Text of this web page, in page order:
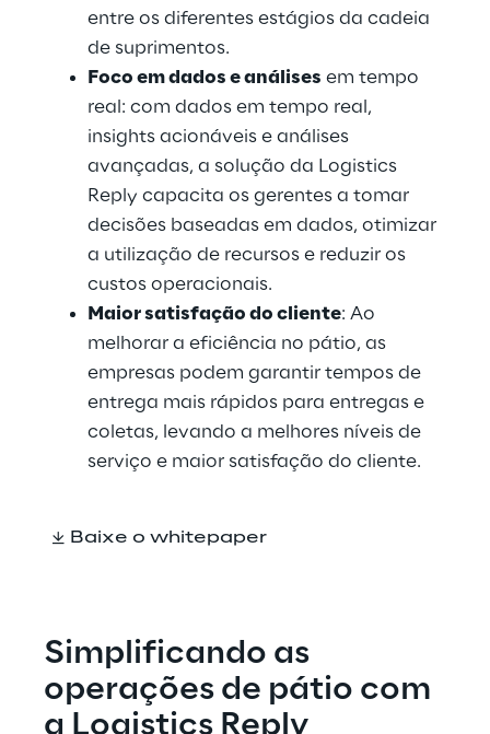
entre os diferentes estágios da cadeia
de suprimentos.
Foco em dados e análises em tempo
real: com dados em tempo real,
insights acionáveis e análises
avançadas, a solução da Logistics
Reply capacita os gerentes a tomar
decisões baseadas em dados, otimizar
a utilização de recursos e reduzir os
custos operacionais.
Maior satisfação do cliente: Ao
melhorar a eficiência no pátio, as
empresas podem garantir tempos de
entrega mais rápidos para entregas e
coletas, levando a melhores níveis de
serviço e maior satisfação do cliente.
Baixe o whitepaper
Simplificando as
operações de pátio com
a Logistics Reply